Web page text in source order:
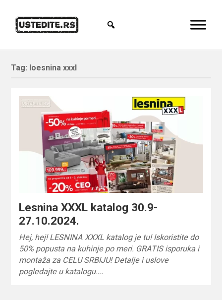
Tag: loesnina xxxl
Lesnina XXXL katalog 30.9-
27.10.2024.
Hej, hej! LESNINA XXXL katalog je tu! Iskoristite do
50% popusta na kuhinje po meri. GRATIS isporuka i
montaža za CELU SRBIJU! Detalje i uslove
pogledajte u katalogu….